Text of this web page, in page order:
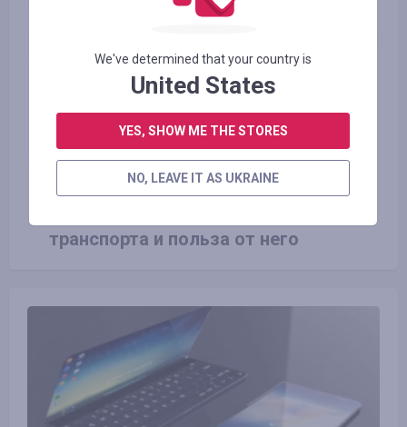
транспорта и польза от него
We've determined that your country is
United States
YES, SHOW ME THE STORES
NO, LEAVE IT AS UKRAINE